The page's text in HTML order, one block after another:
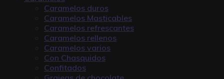
Caramelos duros
Caramelos Masticables
Caramelos refrescantes
Caramelos rellenos
Caramelos varios
Con Chasquidos
Confitados